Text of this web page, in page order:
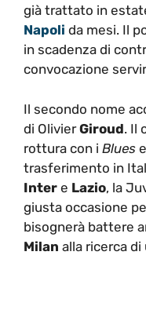
già trattato in
Napoli da mesi. Il
in scadenza di
convocazione
Il secondo nome
di OlivierGiroud. Il
rottura con i Blues
trasferimento in
Inter e Lazio, la
giusta occasione
bisognerà battere
Milan alla ricerca di